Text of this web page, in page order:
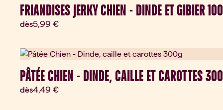
FRIANDISES JERKY CHIEN - DINDE ET GIBIER
dèsPrix actuel:
5,99 €
PÂTÉE CHIEN - DINDE, CAILLE ET CAROTTES
dèsPrix actuel:
4,49 €